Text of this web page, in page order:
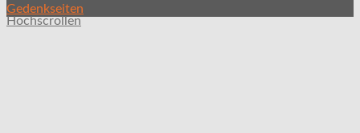
Gedenkseiten
Hochscrollen